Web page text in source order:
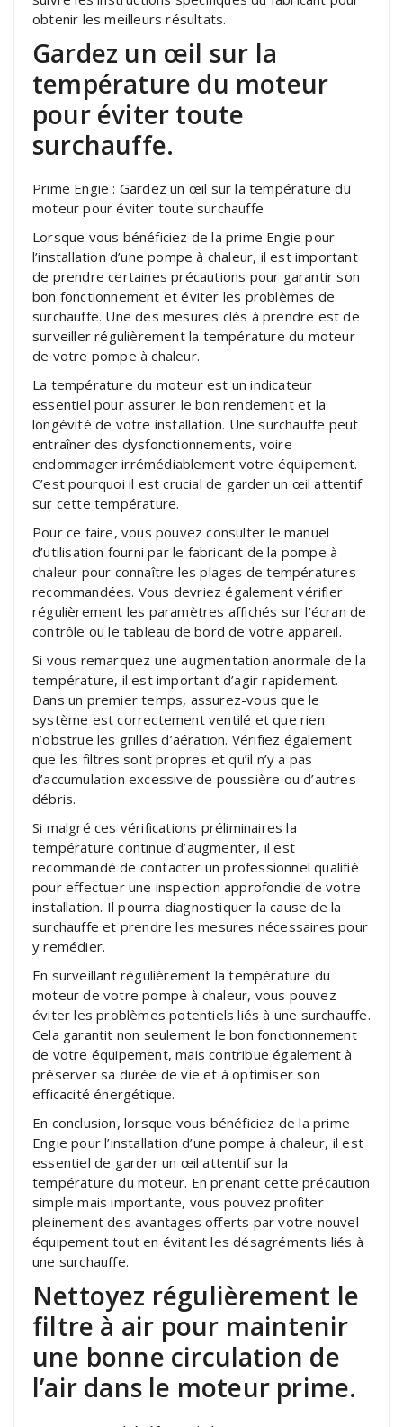
obtenir les meilleurs résultats.
Gardez un œil sur la
température du moteur
pour éviter toute
surchauffe.
Prime Engie : Gardez un œil sur la température du
moteur pour éviter toute surchauffe
Lorsque vous bénéficiez de la prime Engie pour
l’installation d’une pompe à chaleur, il est important
de prendre certaines précautions pour garantir son
bon fonctionnement et éviter les problèmes de
surchauffe. Une des mesures clés à prendre est de
surveiller régulièrement la température du moteur
de votre pompe à chaleur.
La température du moteur est un indicateur
essentiel pour assurer le bon rendement et la
longévité de votre installation. Une surchauffe peut
entraîner des dysfonctionnements, voire
endommager irrémédiablement votre équipement.
C’est pourquoi il est crucial de garder un œil attentif
sur cette température.
Pour ce faire, vous pouvez consulter le manuel
d’utilisation fourni par le fabricant de la pompe à
chaleur pour connaître les plages de températures
recommandées. Vous devriez également vérifier
régulièrement les paramètres affichés sur l’écran de
contrôle ou le tableau de bord de votre appareil.
Si vous remarquez une augmentation anormale de la
température, il est important d’agir rapidement.
Dans un premier temps, assurez-vous que le
système est correctement ventilé et que rien
n’obstrue les grilles d’aération. Vérifiez également
que les filtres sont propres et qu’il n’y a pas
d’accumulation excessive de poussière ou d’autres
débris.
Si malgré ces vérifications préliminaires la
température continue d’augmenter, il est
recommandé de contacter un professionnel qualifié
pour effectuer une inspection approfondie de votre
installation. Il pourra diagnostiquer la cause de la
surchauffe et prendre les mesures nécessaires pour
y remédier.
En surveillant régulièrement la température du
moteur de votre pompe à chaleur, vous pouvez
éviter les problèmes potentiels liés à une surchauffe.
Cela garantit non seulement le bon fonctionnement
de votre équipement, mais contribue également à
préserver sa durée de vie et à optimiser son
efficacité énergétique.
En conclusion, lorsque vous bénéficiez de la prime
Engie pour l’installation d’une pompe à chaleur, il est
essentiel de garder un œil attentif sur la
température du moteur. En prenant cette précaution
simple mais importante, vous pouvez profiter
pleinement des avantages offerts par votre nouvel
équipement tout en évitant les désagréments liés à
une surchauffe.
Nettoyez régulièrement le
filtre à air pour maintenir
une bonne circulation de
l’air dans le moteur prime.